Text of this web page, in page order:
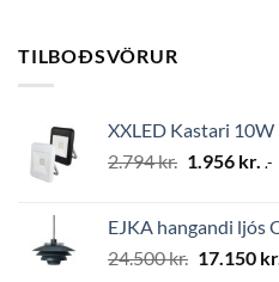
TILBOÐSVÖRUR
XXLED Kastari
2.794kr. Original
2.794 kr..
1.956 kr. .-
EJKA hangandi ljós
24.500kr. Original
17.150